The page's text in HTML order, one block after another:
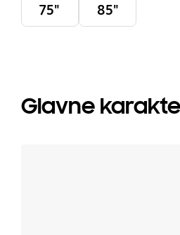
75"
85"
Glavne